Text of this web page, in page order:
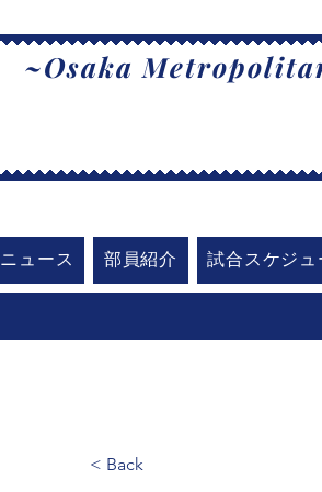
~Osaka
ニュース 部員紹介 試合スケジュ
< Back